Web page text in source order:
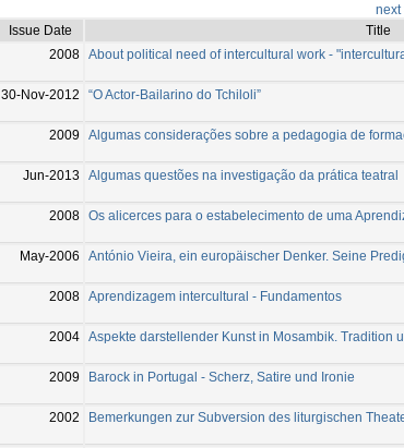
next
Issue Date
Title
2008 About political need of intercultural work -
30-Nov-2012
“O Actor-Bailarino do Tchiloli”
2009
Algumas considerações sobre a pedagogia de
Jun-2013
Algumas questões na investigação da prática teatral
2008 Os alicerces para o estabelecimento de uma
May-2006
António Vieira, ein europäischer Denker. Seine
2008 Aprendizagem intercultural - Fundamentos
2004 Aspekte darstellender Kunst in Mosambik. Tradition
2009
Barock in Portugal - Scherz, Satire und Ironie
2002
Bemerkungen zur Subversion des liturgischen